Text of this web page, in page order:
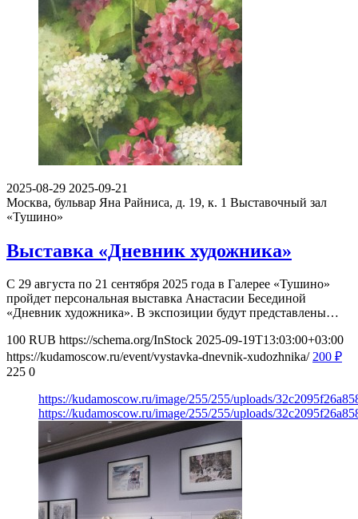
2025-08-29 2025-09-21
Москва, бульвар Яна Райниса, д. 19, к. 1 Выставочный зал
«Тушино»
Выставка «Дневник художника»
С 29 августа по 21 сентября 2025 года в Галерее «Тушино»
пройдет персональная выставка Анастасии Бесединой
«Дневник художника». В экспозиции будут представлены…
100 RUB https://schema.org/InStock 2025-09-19T13:03:00+03:00
https://kudamoscow.ru/event/vystavka-dnevnik-xudozhnika/ 200 ₽
225 0
https://kudamoscow.ru/image/255/255/uploads/
https://kudamoscow.ru/image/255/255/uploads/